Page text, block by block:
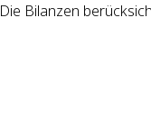
Die Bilanzen